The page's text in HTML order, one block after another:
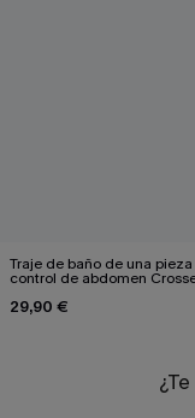
Traje de baño de una
control de abdomen
29,90 €